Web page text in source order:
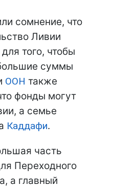
сомнение, что
Ливии
того, чтобы
суммы
ООН также
фонды могут
а семье
Каддафи.
часть
Переходного
а главный